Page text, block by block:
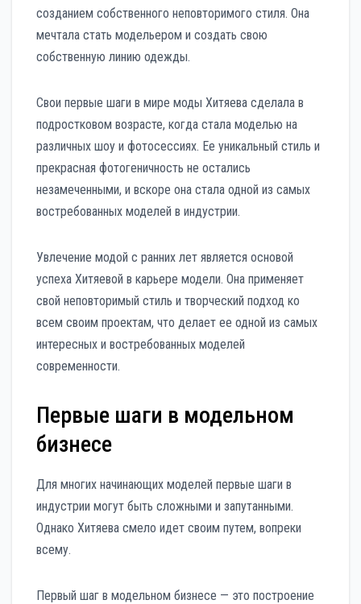
созданием собственного неповторимого стиля. Она
мечтала стать модельером и создать свою
собственную линию одежды.
Свои первые шаги в мире моды Хитяева сделала в
подростковом возрасте, когда стала моделью на
различных шоу и фотосессиях. Ее уникальный стиль и
прекрасная фотогеничность не остались
незамеченными, и вскоре она стала одной из самых
востребованных моделей в индустрии.
Увлечение модой с ранних лет является основой
успеха Хитяевой в карьере модели. Она применяет
свой неповторимый стиль и творческий подход ко
всем своим проектам, что делает ее одной из самых
интересных и востребованных моделей
современности.
Первые шаги в модельном
бизнесе
Для многих начинающих моделей первые шаги в
индустрии могут быть сложными и запутанными.
Однако Хитяева смело идет своим путем, вопреки
всему.
Первый шаг в модельном бизнесе — это построение